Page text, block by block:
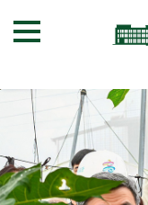
到
塊
G
o
到
塊
選單按鈕